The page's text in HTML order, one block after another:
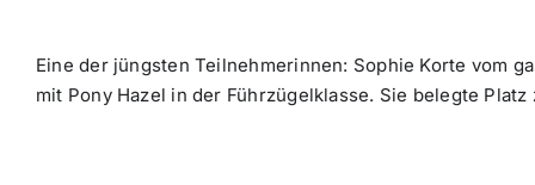
Eine der jüngsten Teilnehmerinnen: Sophie Korte vom
mit Pony Hazel in der Führzügelklasse. Sie belegte